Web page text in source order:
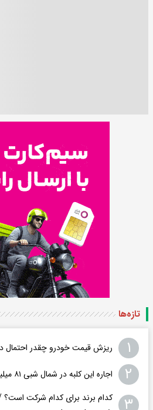
تازه‌ها
۱ ریزش قیمت خودرو چقدر احتمال
۲ اجاره این کلبه در شمال شبی ۸۱ میلیون تومان است/ عکس
۳
کدام برند برای کدام شرکت